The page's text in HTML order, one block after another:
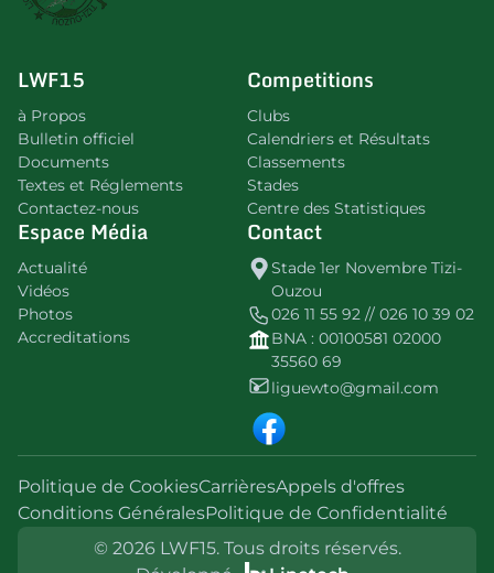
LWF15
à Propos
Bulletin officiel
Documents
Textes et Réglements
Contactez-nous
Competitions
Clubs
Calendriers et Résultats
Classements
Stades
Centre des Statistiques
Espace Média
Actualité
Vidéos
Photos
Accreditations
Contact
Stade 1er Novembre Tizi-
Ouzou
026 11 55 92 // 026 10 39 02
BNA : 00100581 02000
35560 69
liguewto@gmail.com
Politique de CookiesCarrièresAppels d'offres
Conditions GénéralesPolitique de Confidentialité
© 2026 LWF15. Tous droits réservés.